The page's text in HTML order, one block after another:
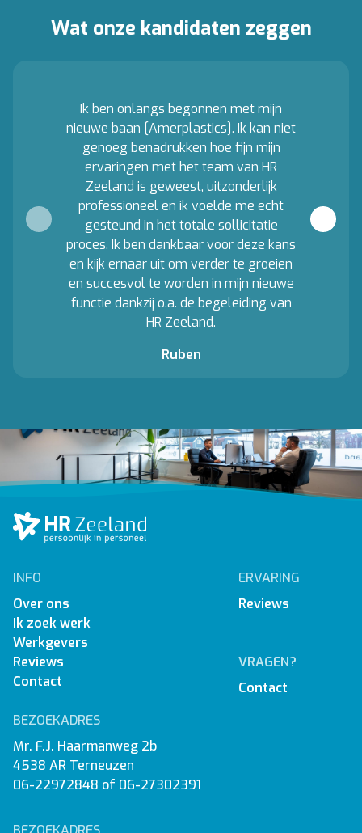
Wat onze kandidaten zeggen
Ik ben onlangs begonnen met mijn
nieuwe baan [Amerplastics]. Ik kan niet
genoeg benadrukken hoe fijn mijn
ervaringen met het team van HR
Zeeland is geweest, uitzonderlijk
professioneel en ik voelde me echt
gesteund in het totale sollicitatie
proces. Ik ben dankbaar voor deze kans
en kijk ernaar uit om verder te groeien
en succesvol te worden in mijn nieuwe
functie dankzij o.a. de begeleiding van
HR Zeeland.
Ruben
INFO
Over ons
Ik zoek werk
Werkgevers
Reviews
Contact
ERVARING
Reviews
VRAGEN?
Contact
BEZOEKADRES
Mr. F.J. Haarmanweg 2b
4538 AR Terneuzen
06-22972848 of 06-27302391